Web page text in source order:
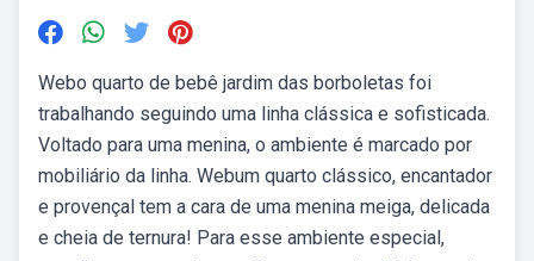
Webo quarto de bebê jardim das borboletas foi
trabalhando seguindo uma linha clássica e sofisticada.
Voltado para uma menina, o ambiente é marcado por
mobiliário da linha. Webum quarto clássico, encantador
e provençal tem a cara de uma menina meiga, delicada
e cheia de ternura! Para esse ambiente especial,